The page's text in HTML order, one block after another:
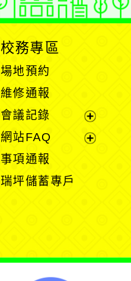
校務專區
場地預約
維修通報
會議記錄
展
開
網站FAQ
事項通報
瑞坪儲蓄專戶